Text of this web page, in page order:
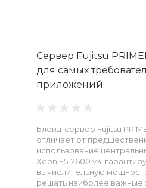
Сервер Fujitsu
для самых
приложений
Блейд-сервер Fujitsu
отличает от
использование
Xeon E5-2600 v3,
вычислительную
решать наиболее важные